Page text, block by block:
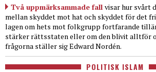
Två uppmärksammade fall visar hur svårt
mellan skyddet mot hat och skyddet för det
lagen om hets mot folkgrupp fortfarande
stärker rättsstaten eller om den blivit alltför
frågorna ställer sig Edward Nordén.
POLITISK ISLAM